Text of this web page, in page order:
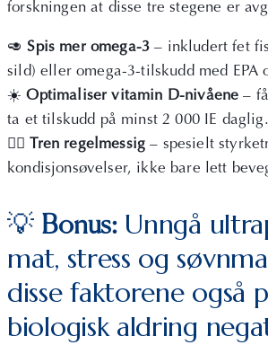
forskningen at disse tre stegene er
🥑Spis mer omega-3 – inkludert fet
sild) eller omega-3-tilskudd med EPA
☀️Optimaliser vitamin D-nivåene –
ta et tilskudd på minst 2 000 IE daglig.
🏋️‍♂️ Tren regelmessig – spesielt
kondisjonsøvelser, ikke bare lett
💡 Bonus:Unngå
mat, stress og
disse faktorene også
biologisk aldring